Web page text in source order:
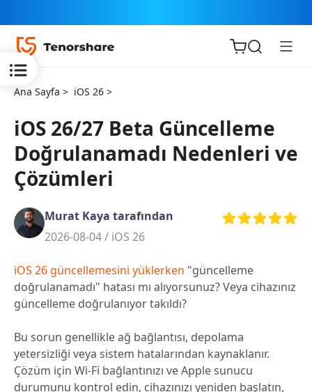
iOS için
ReiBoot
Tenorshare
PDNob
iAnyGo
Ana Sayfa > iOS 26 >
iOS 26/27 Beta Güncelleme
Doğrulanamadı Nedenleri ve
Çözümleri
Murat Kaya tarafından
2026-08-04 / iOS 26
iOS 26 güncellemesini yüklerken "güncelleme
doğrulanamadı" hatası mı alıyorsunuz? Veya cihazınız
güncelleme doğrulanıyor takıldı?
Bu sorun genellikle ağ bağlantısı, depolama
yetersizliği veya sistem hatalarından kaynaklanır.
Çözüm için Wi-Fi bağlantınızı ve Apple sunucu
durumunu kontrol edin, cihazınızı yeniden başlatın,